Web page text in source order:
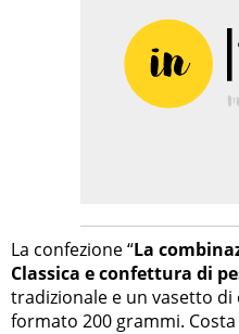
La confezione “La
Classica e confettura di
tradizionale e un vasetto
formato 200 grammi. Costa